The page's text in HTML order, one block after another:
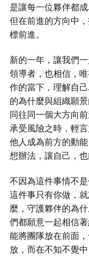
是讓每一位夥伴都
但在前進的方向中
標前進。
新的一年，讓我們
領導者，也相信，
作的當下，理解自
的為什麼與組織願
同往同一個大方向
承受風險之時，輕
他人成為前方的動
想辦法，讓自己，
不因為這件事情不
這件事只有你做，
麼，守護夥伴的為
們都願意一起相信
能將團隊放在前面
放，而在不知不覺